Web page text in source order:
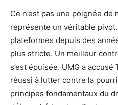
Ce n’est pas une poignée de
représente un véritable
plateformes depuis des
plus stricte. Un meilleur
s’est épuisée. UMG a
réussi à lutter contre la
principes fondamentaux du